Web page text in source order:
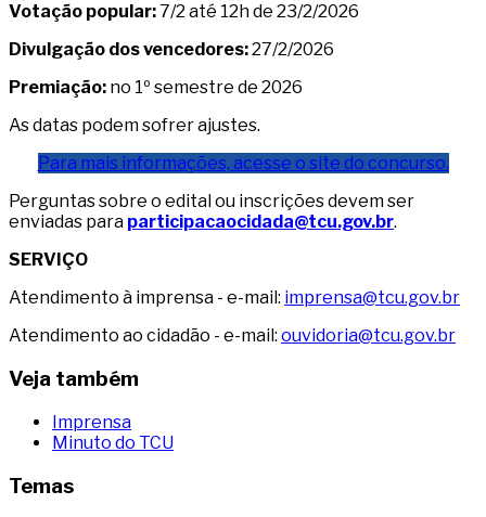
Votação popular:7/2 até 12h de 23/2/2026
Divulgação dos vencedores:27/2/2026
Premiação: no 1º semestre de 2026
As datas podem sofrer ajustes.
Para mais informações, acesse o site do concurso.
Perguntas sobre o edital ou inscrições devem ser
enviadas para participacaocidada@tcu.gov.br.
SERVIÇO
Atendimento à imprensa - e-mail: imprensa@tcu.gov.br
Atendimento ao cidadão - e-mail: ouvidoria@tcu.gov.br
Veja também
Imprensa
Minuto do TCU
Temas